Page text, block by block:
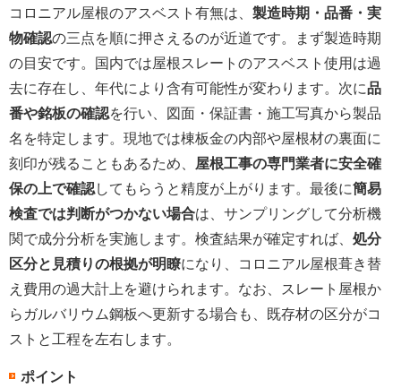
コロニアル屋根のアスベスト有無は、 製造時期・品番・実
物確認の三点を順に押さえるのが近道です。まず製造時期
の目安です。国内では屋根スレートのアスベスト使用は過
去に存在し、年代により含有可能性が変わります。次に品
番や銘板の確認を行い、図面・保証書・施工写真から製品
名を特定します。現地では棟板金の内部や屋根材の裏面に
刻印が残ることもあるため、 屋根工事の専門業者に安全確
保の上で確認してもらうと精度が上がります。最後に簡易
検査では判断がつかない場合は、サンプリングして分析機
関で成分分析を実施します。検査結果が確定すれば、 処分
区分と見積りの根拠が明瞭になり、コロニアル屋根葺き替
え費用の過大計上を避けられます。なお、スレート屋根か
らガルバリウム鋼板へ更新する場合も、既存材の区分がコ
ストと工程を左右します。
ポイント